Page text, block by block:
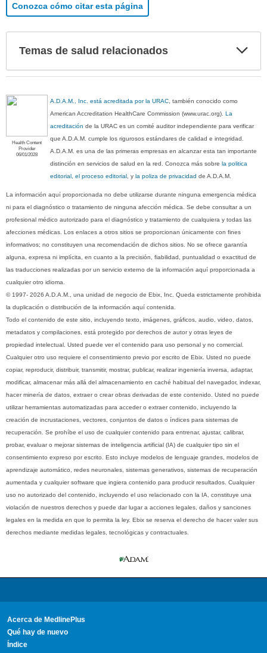
Conozca cómo citar esta página
Temas de salud relacionados
Health Content
Provider
06/01/2028
A.D.A.M., Inc. está acreditada por la URAC , también conocido como
American Accreditation HealthCare Commission (www.urac.org).La
acreditación de la URAC es un comité auditor independiente para verificar
que A.D.A.M. cumple los rigurosos estándares de calidad e integridad.
A.D.A.M. es una de las primeras empresas en alcanzar esta tan importante
distinción en servicios de salud en la red. Conozca más sobrela politica
editorial, el proceso editorial , yla poliza de privacidad de A.D.A.M.
La información aquí proporcionada no debe utilizarse durante ninguna emergencia médica
ni para el diagnóstico o tratamiento de ninguna afección médica. Se debe consultar a un
profesional médico autorizado para el diagnóstico y tratamiento de cualquiera y todas las
afecciones médicas. Los enlaces a otros sitios se proporcionan únicamente con fines
informativos; no constituyen una recomendación de dichos sitios. No se ofrece garantía
alguna, expresa ni implícita, en cuanto a la precisión, fiabilidad, puntualidad o exactitud de
las traducciones realizadas por un servicio externo de la información aquí proporcionada a
cualquier otro idioma.
© 1997- 2026 A.D.A.M., una unidad de negocio de Ebix, Inc. Queda estrictamente prohibida
la duplicación o distribución de la información aquí contenida.
Todo el contenido de este sitio, incluyendo texto, imágenes, gráficos, audio, video, datos,
metadatos y compilaciones, está protegido por derechos de autor y otras leyes de
propiedad intelectual. Usted puede ver el contenido para uso personal y no comercial.
Cualquier otro uso requiere el consentimiento previo por escrito de Ebix. Usted no puede
copiar, reproducir, distribuir, transmitir, mostrar, publicar, realizar ingeniería inversa, adaptar,
modificar, almacenar más allá del almacenamiento en caché habitual del navegador, indexar,
hacer minería de datos, extraer o crear obras derivadas de este contenido. Usted no puede
utilizar herramientas automatizadas para acceder o extraer contenido, incluyendo la
creación de incrustaciones, vectores, conjuntos de datos o índices para sistemas de
recuperación. Se prohíbe el uso de cualquier contenido para entrenar, ajustar, calibrar,
probar, evaluar o mejorar sistemas de inteligencia artificial (IA) de cualquier tipo sin el
consentimiento expreso por escrito. Esto incluye modelos de lenguaje grandes, modelos de
aprendizaje automático, redes neuronales, sistemas generativos, sistemas de recuperación
aumentada y cualquier software que ingiera contenido para producir resultados. Cualquier
uso no autorizado del contenido, incluyendo el uso relacionado con la IA, constituye una
violación de nuestros derechos y puede dar lugar a acciones legales, daños y sanciones
legales en la medida en que lo permita la ley. Ebix se reserva el derecho de hacer valer sus
derechos mediante medidas legales, tecnológicas y contractuales.
Acerca de MedlinePlus
Qué hay de nuevo
Índice